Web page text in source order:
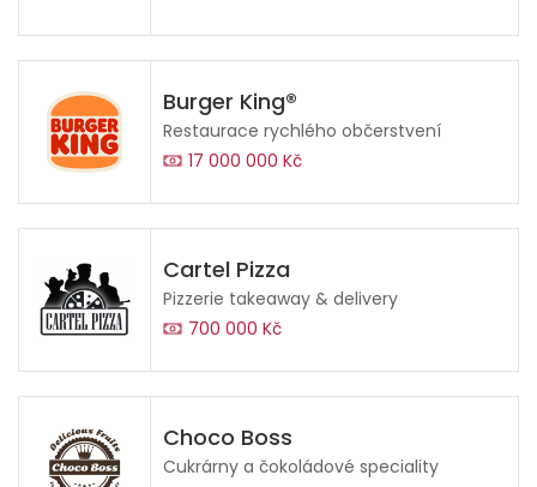
Burger King®
Restaurace rychlého občerstvení
17 000 000 Kč
Cartel Pizza
Pizzerie takeaway & delivery
700 000 Kč
Choco Boss
Cukrárny a čokoládové speciality